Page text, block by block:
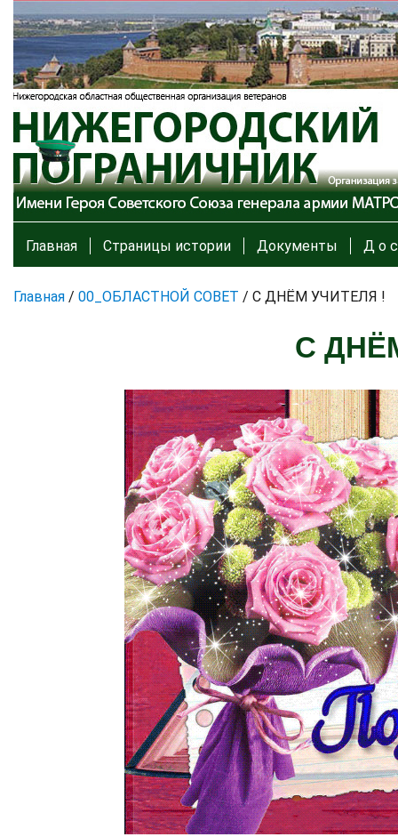
Главная Страницы истории Документы Д о с
Главная / 00_ОБЛАСТНОЙ СОВЕТ / С ДНЁМ УЧИТЕЛЯ !
С